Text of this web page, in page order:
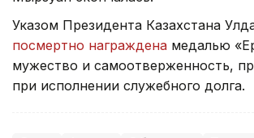
Указом Президента Казахстана
посмертно награждена медалью
мужество и самоотверженность,
при исполнении служебного долга.